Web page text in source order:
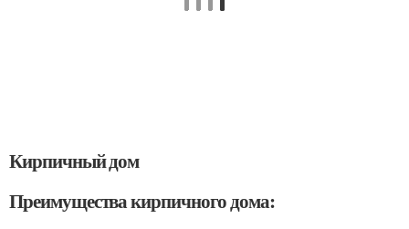
Кирпичный дом
Преимущества кирпичного дома: